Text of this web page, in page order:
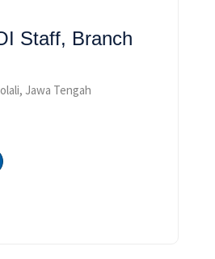
Staff, Branch
Jawa Tengah